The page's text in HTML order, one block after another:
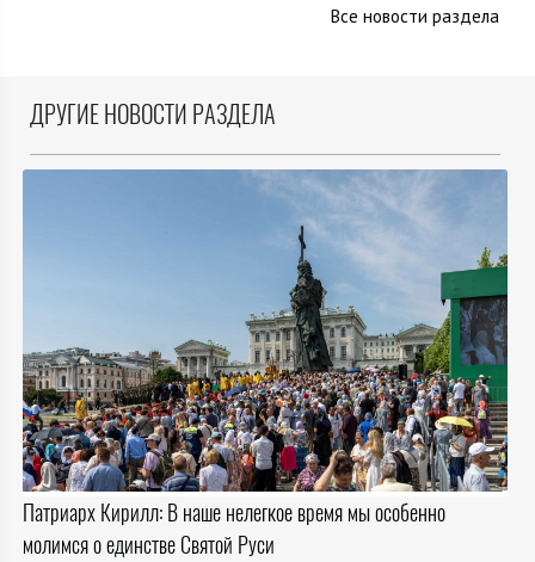
Все новости раздела
ДРУГИЕ НОВОСТИ РАЗДЕЛА
Патриарх Кирилл: В наше нелегкое время мы особенно
молимся о единстве Святой Руси